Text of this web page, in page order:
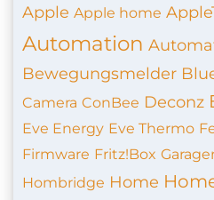
Apple Apple home
Automation
Bewegungsmelder
Camera ConBee Deconz
Eve Energy Eve Thermo
Firmware Fritz!Box
Hombridge Home